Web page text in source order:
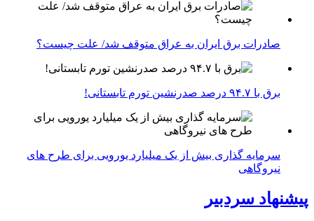
صادرات برق ایران به عراق متوقف شد/ علت چیست؟
برق با ۹۴.۷ درصد صدرنشین تورم تابستانی!
سرمایه گذاری بیش از یک میلیارد یورویی برای طرح های
نیروگاهی
پیشنهاد سردبیر